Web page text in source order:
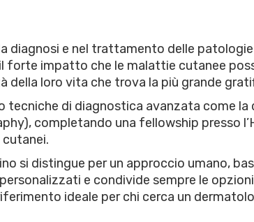
diagnosi e nel trattamento delle
impatto che le malattie cutanee
della loro vita che trova la più grande
tecniche di diagnostica avanzata come
completando una fellowship presso
cutanei.
si distingue per un approccio umano,
e condivide sempre le
ideale per chi cerca un